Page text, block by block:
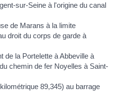
sur-Seine à l'origine du canal
de Marans à la limite
droit du corps de garde à
de la Portelette à Abbeville à
chemin de fer Noyelles à Saint-
89,345) au barrage